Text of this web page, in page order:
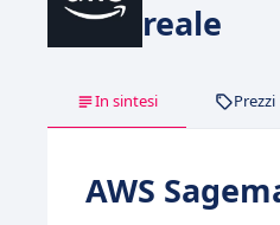
reale
In sintesi Prezzi
AWS